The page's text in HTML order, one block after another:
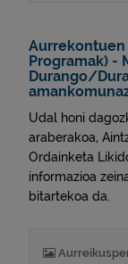
Aurrekontuen
Programak) -
Durango/
Udal honi
araberakoa,
Ordainketa
informazioa
bitartekoa da.